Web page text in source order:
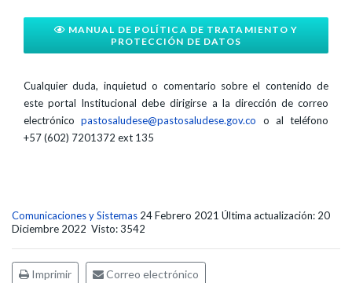
MANUAL DE POLÍTICA DE TRATAMIENTO Y
PROTECCIÓN DE DATOS
Cualquier duda, inquietud o comentario sobre el contenido de
este portal Institucional debe dirigirse a la dirección de correo
electrónicopastosaludese@pastosaludese.gov.co o al teléfono
+57 (602) 7201372 ext 135
Comunicaciones y Sistemas 24 Febrero 2021 Última actualización: 20
Diciembre 2022 Visto: 3542
Imprimir Correo electrónico